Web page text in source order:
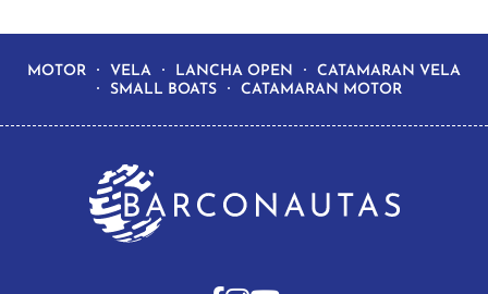
MOTOR VELA LANCHA OPEN
CATAMARAN VELA
SMALL BOATS
CATAMARAN MOTOR